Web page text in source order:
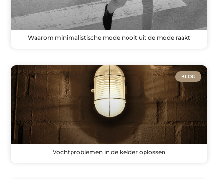
Waarom minimalistische mode nooit uit de mode raakt
BLOG
Vochtproblemen in de kelder oplossen